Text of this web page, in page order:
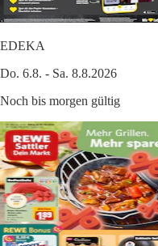
EDEKA
Do. 6.8. - Sa. 8.8.2026
Noch bis morgen gültig